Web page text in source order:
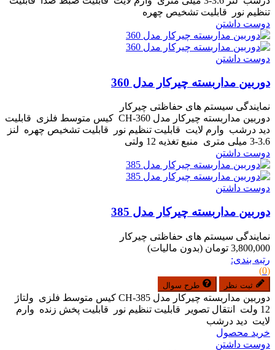
تنظیم نور قابلیت تشخیص چهره
دوست داشتن
دوست داشتن
دوربین مداربسته چیرکار مدل 360
نمایندگی سیستم های حفاظتی چیرکار
دوربین مداربسته چیرکار مدل CH-360 کیس متوسط فلزی قابلیت
دید درشب وارم لایت قابلیت تنظیم نور قابلیت تشخیص چهره لنز
3.6-3 میلی متری منبع تغذیه 12 ولتی
دوست داشتن
دوست داشتن
دوربین مداربسته چیرکار مدل 385
نمایندگی سیستم های حفاظتی چیرکار
3,800,000 تومان
(بدون مالیات)
رتبه بندی:
(0)
ثبت نظر طرح سوال
دوربین مداربسته چیرکار مدل CH-385 کیس متوسط فلزی ولتاژ
12 ولت انتقال تصویر قابلیت تنظیم نور قابلیت پخش زنده وارم
لایت دید درشب
خرید محصول
دوست داشتن